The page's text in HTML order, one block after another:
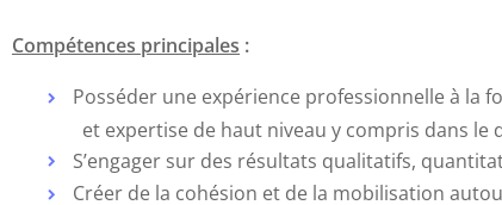
Compétences principales :
Posséder une expérience professionnelle à la
et expertise de haut niveau y compris dans le
S’engager sur des résultats qualitatifs,
Créer de la cohésion et de la mobilisation